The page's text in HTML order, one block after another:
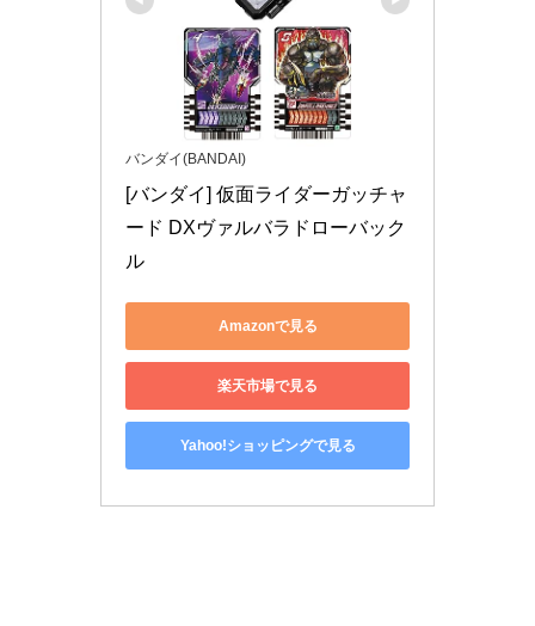
バンダイ(BANDAI)
[バンダイ] 仮面ライダーガッチャ
ード DXヴァルバラドローバック
ル
Amazonで見る
楽天市場で見る
Yahoo!ショッピングで見る